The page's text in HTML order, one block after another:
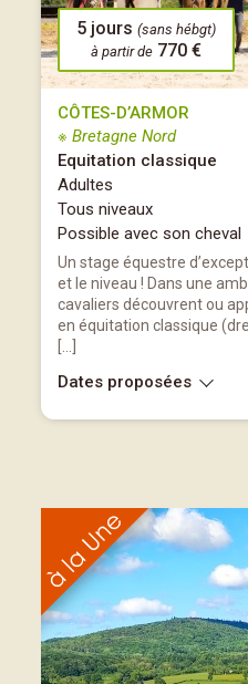
5 jours (sans hébgt)
à partir de 770 €
CÔTES-D’ARMOR
※ Bretagne Nord
Equitation classique
Adultes
Tous niveaux
Possible avec son cheval
Un stage équestre
et le niveau ! Dans une
cavaliers découvrent ou
en équitation classique
Dates proposées